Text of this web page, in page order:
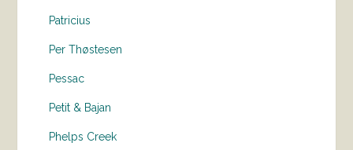
Patricius
Per Thøstesen
Pessac
Petit & Bajan
Phelps Creek